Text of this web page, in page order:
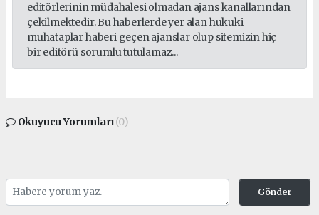
editörlerinin müdahalesi olmadan ajans kanallarından
çekilmektedir. Bu haberlerde yer alan hukuki
muhataplar haberi geçen ajanslar olup sitemizin hiç
bir editörü sorumlu tutulamaz...
Okuyucu Yorumları(0)
Gönder